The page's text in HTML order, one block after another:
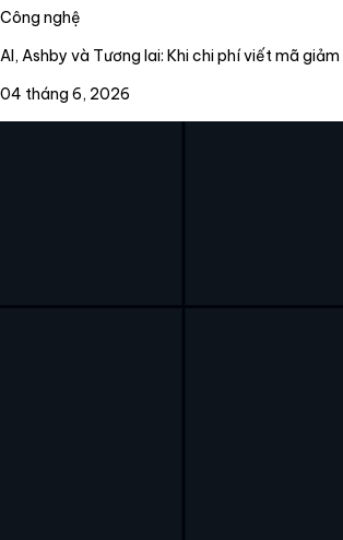
Công nghệ
AI, Ashby và Tương lai: Khi chi phí viết mã
04 tháng 6, 2026